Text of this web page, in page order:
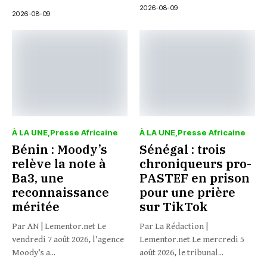
2026-08-09
2026-08-09
À LA UNE Presse Africaine
Bénin : Moody’s
relève la note à
Ba3, une
reconnaissance
méritée
Par AN | Lementor.net Le
vendredi 7 août 2026, l’agence
Moody’s a...
À LA UNE Presse Africaine
Sénégal : trois
chroniqueurs pro-
PASTEF en prison
pour une prière
sur TikTok
Par La Rédaction |
Lementor.net Le mercredi 5
août 2026, le tribunal...